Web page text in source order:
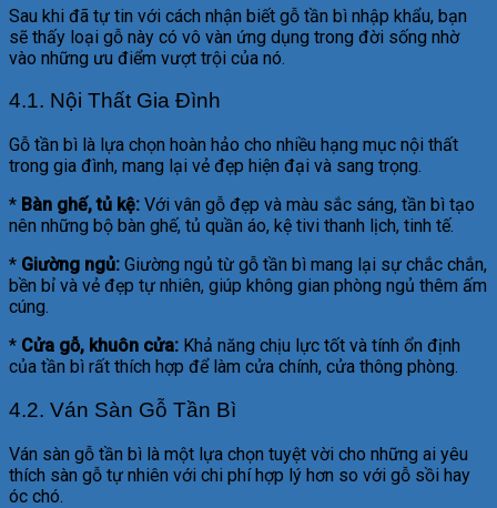
Sau khi đã tự tin với cách nhận biết gỗ tần bì nhập khẩu, bạn
sẽ thấy loại gỗ này có vô vàn ứng dụng trong đời sống nhờ
vào những ưu điểm vượt trội của nó.
4.1. Nội Thất Gia Đình
Gỗ tần bì là lựa chọn hoàn hảo cho nhiều hạng mục nội thất
trong gia đình, mang lại vẻ đẹp hiện đại và sang trọng.
* Bàn ghế, tủ kệ: Với vân gỗ đẹp và màu sắc sáng, tần bì tạo
nên những bộ bàn ghế, tủ quần áo, kệ tivi thanh lịch, tinh tế.
* Giường ngủ: Giường ngủ từ gỗ tần bì mang lại sự chắc chắn,
bền bỉ và vẻ đẹp tự nhiên, giúp không gian phòng ngủ thêm ấm
cúng.
* Cửa gỗ, khuôn cửa: Khả năng chịu lực tốt và tính ổn định
của tần bì rất thích hợp để làm cửa chính, cửa thông phòng.
4.2. Ván Sàn Gỗ Tần Bì
Ván sàn gỗ tần bì là một lựa chọn tuyệt vời cho những ai yêu
thích sàn gỗ tự nhiên với chi phí hợp lý hơn so với gỗ sồi hay
óc chó.